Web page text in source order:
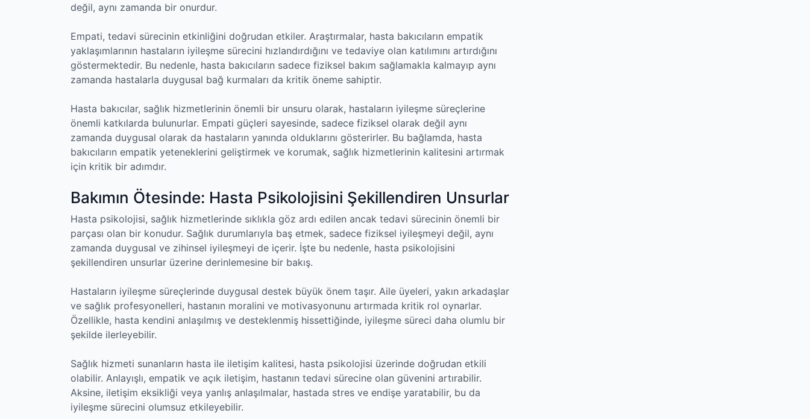
değil, aynı zamanda bir onurdur.
Empati, tedavi sürecinin etkinliğini doğrudan etkiler. Araştırmalar, hasta bakıcıların empatik
yaklaşımlarının hastaların iyileşme sürecini hızlandırdığını ve tedaviye olan katılımını artırdığını
göstermektedir. Bu nedenle, hasta bakıcıların sadece fiziksel bakım sağlamakla kalmayıp aynı
zamanda hastalarla duygusal bağ kurmaları da kritik öneme sahiptir.
Hasta bakıcılar, sağlık hizmetlerinin önemli bir unsuru olarak, hastaların iyileşme süreçlerine
önemli katkılarda bulunurlar. Empati güçleri sayesinde, sadece fiziksel olarak değil aynı
zamanda duygusal olarak da hastaların yanında olduklarını gösterirler. Bu bağlamda, hasta
bakıcıların empatik yeteneklerini geliştirmek ve korumak, sağlık hizmetlerinin kalitesini artırmak
için kritik bir adımdır.
Bakımın Ötesinde: Hasta Psikolojisini Şekillendiren Unsurlar
Hasta psikolojisi, sağlık hizmetlerinde sıklıkla göz ardı edilen ancak tedavi sürecinin önemli bir
parçası olan bir konudur. Sağlık durumlarıyla baş etmek, sadece fiziksel iyileşmeyi değil, aynı
zamanda duygusal ve zihinsel iyileşmeyi de içerir. İşte bu nedenle, hasta psikolojisini
şekillendiren unsurlar üzerine derinlemesine bir bakış.
Hastaların iyileşme süreçlerinde duygusal destek büyük önem taşır. Aile üyeleri, yakın arkadaşlar
ve sağlık profesyonelleri, hastanın moralini ve motivasyonunu artırmada kritik rol oynarlar.
Özellikle, hasta kendini anlaşılmış ve desteklenmiş hissettiğinde, iyileşme süreci daha olumlu bir
şekilde ilerleyebilir.
Sağlık hizmeti sunanların hasta ile iletişim kalitesi, hasta psikolojisi üzerinde doğrudan etkili
olabilir. Anlayışlı, empatik ve açık iletişim, hastanın tedavi sürecine olan güvenini artırabilir.
Aksine, iletişim eksikliği veya yanlış anlaşılmalar, hastada stres ve endişe yaratabilir, bu da
iyileşme sürecini olumsuz etkileyebilir.